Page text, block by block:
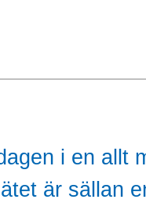
i en allt
är sällan